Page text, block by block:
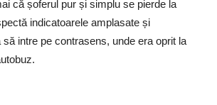
că șoferul pur și simplu se pierde la
indicatoarele amplasate și
să intre pe contrasens, unde era oprit la